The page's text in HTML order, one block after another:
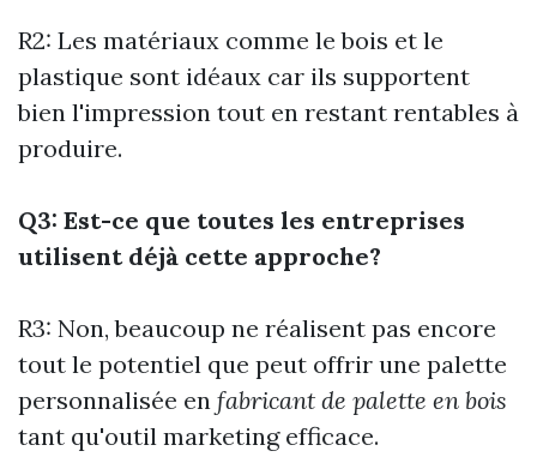
R2: Les matériaux comme le bois et le
plastique sont idéaux car ils supportent
bien l'impression tout en restant rentables à
produire.
Q3: Est-ce que toutes les entreprises
utilisent déjà cette approche?
R3: Non, beaucoup ne réalisent pas encore
tout le potentiel que peut offrir une palette
personnalisée en fabricant de palette en bois
tant qu'outil marketing efficace.